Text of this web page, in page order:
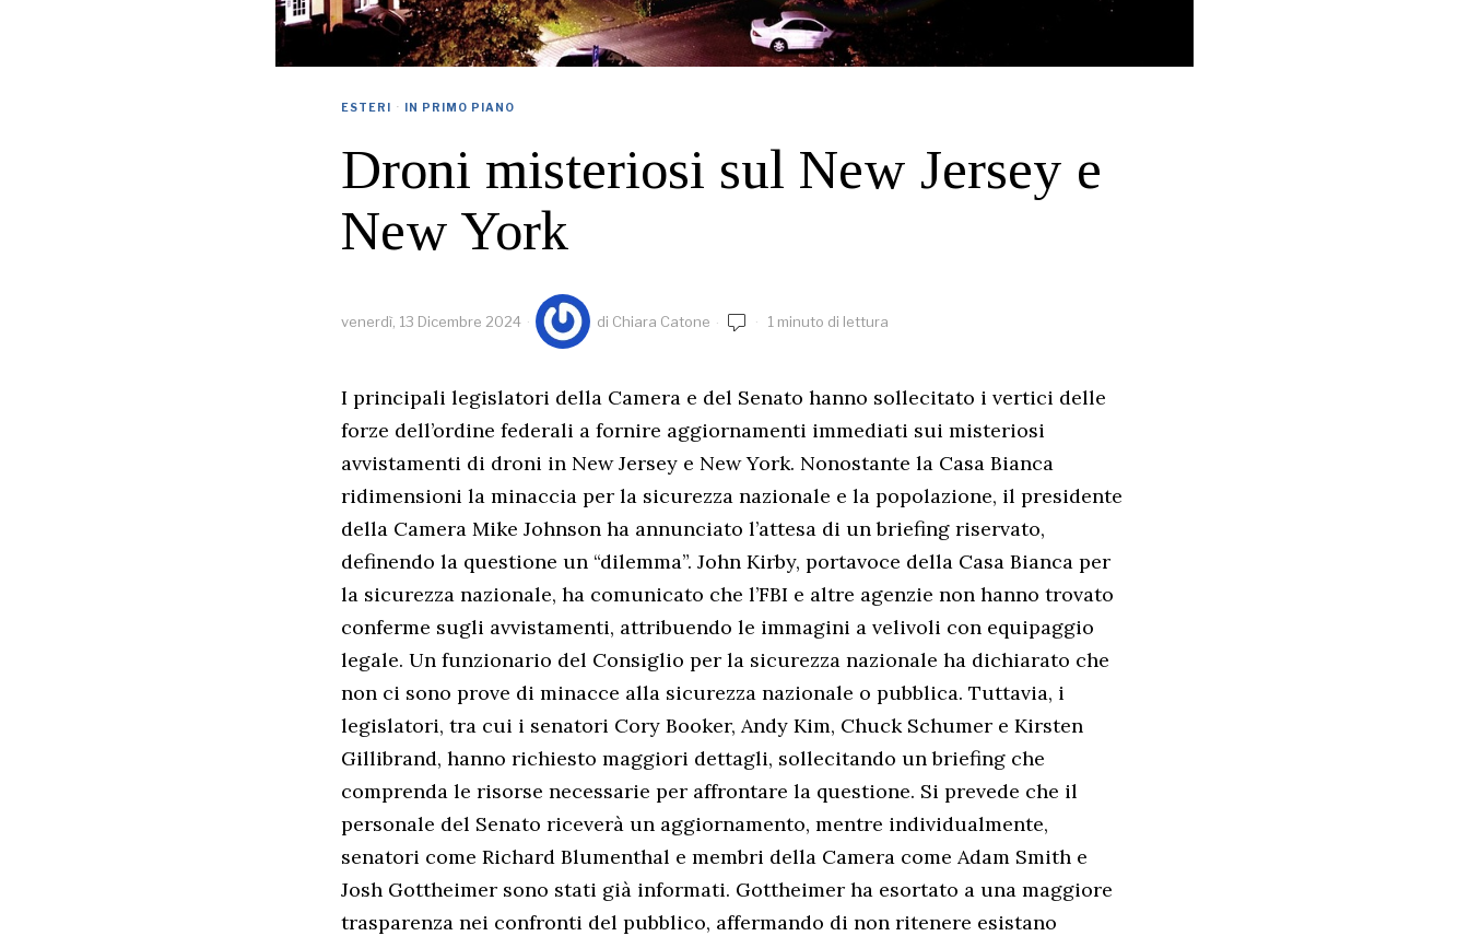
ESTERI · IN PRIMO PIANO
Droni misteriosi sul New Jersey e
New York
venerdì, 13 Dicembre 2024 di Chiara Catone 1 minuto di lettura
I principali legislatori della Camera e del Senato hanno sollecitato i vertici delle
forze dell’ordine federali a fornire aggiornamenti immediati sui misteriosi
avvistamenti di droni in New Jersey e New York. Nonostante la Casa Bianca
ridimensioni la minaccia per la sicurezza nazionale e la popolazione, il presidente
della Camera Mike Johnson ha annunciato l’attesa di un briefing riservato,
definendo la questione un “dilemma”. John Kirby, portavoce della Casa Bianca per
la sicurezza nazionale, ha comunicato che l’FBI e altre agenzie non hanno trovato
conferme sugli avvistamenti, attribuendo le immagini a velivoli con equipaggio
legale. Un funzionario del Consiglio per la sicurezza nazionale ha dichiarato che
non ci sono prove di minacce alla sicurezza nazionale o pubblica. Tuttavia, i
legislatori, tra cui i senatori Cory Booker, Andy Kim, Chuck Schumer e Kirsten
Gillibrand, hanno richiesto maggiori dettagli, sollecitando un briefing che
comprenda le risorse necessarie per affrontare la questione. Si prevede che il
personale del Senato riceverà un aggiornamento, mentre individualmente,
senatori come Richard Blumenthal e membri della Camera come Adam Smith e
Josh Gottheimer sono stati già informati. Gottheimer ha esortato a una maggiore
trasparenza nei confronti del pubblico, affermando di non ritenere esistano